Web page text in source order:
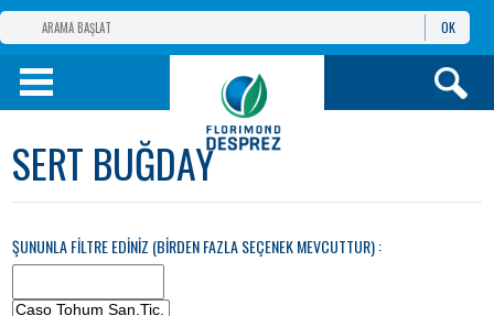
FLORIMOND DESPREZ
FLORIMOND DESPREZ
ÜRÜNLER
BILGI VEHIZMETLER
OK
SERT BUĞDAY
ŞUNUNLA FILTRE EDINIZ (BIRDEN FAZLA SEÇENEK MEVCUTTUR) :